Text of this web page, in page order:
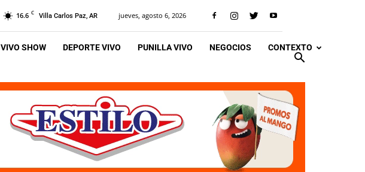
16.6 C Villa Carlos Paz, AR jueves, agosto 6, 2026
VIVO SHOW DEPORTE VIVO PUNILLA VIVO NEGOCIOS CONTEXTO